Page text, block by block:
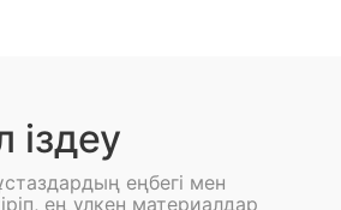
іздеу
еңбегі мен
ең үлкен материалдар